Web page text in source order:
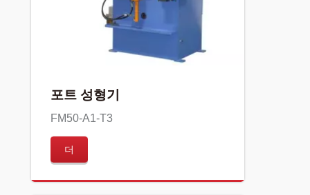
포트 성형기
FM50-A1-T3
더